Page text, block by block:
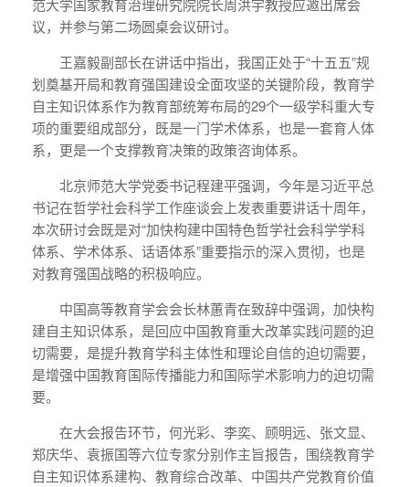
范大学国家教育治理研究院院长周洪宇教授应邀出席会
议，并参与第二场圆桌会议研讨。
王嘉毅副部长在讲话中指出，我国正处于“十五五”规
划奠基开局和教育强国建设全面攻坚的关键阶段，教育学
自主知识体系作为教育部统筹布局的29个一级学科重大专
项的重要组成部分，既是一门学术体系，也是一套育人体
系，更是一个支撑教育决策的政策咨询体系。
北京师范大学党委书记程建平强调，今年是习近平总
书记在哲学社会科学工作座谈会上发表重要讲话十周年，
本次研讨会既是对“加快构建中国特色哲学社会科学学科
体系、学术体系、话语体系”重要指示的深入贯彻，也是
对教育强国战略的积极响应。
中国高等教育学会会长林蕙青在致辞中强调，加快构
建自主知识体系，是回应中国教育重大改革实践问题的迫
切需要，是提升教育学科主体性和理论自信的迫切需要，
是增强中国教育国际传播能力和国际学术影响力的迫切需
要。
在大会报告环节，何光彩、李奕、顾明远、张文显、
郑庆华、袁振国等六位专家分别作主旨报告，围绕教育学
自主知识体系建构、教育综合改革、中国共产党教育价值